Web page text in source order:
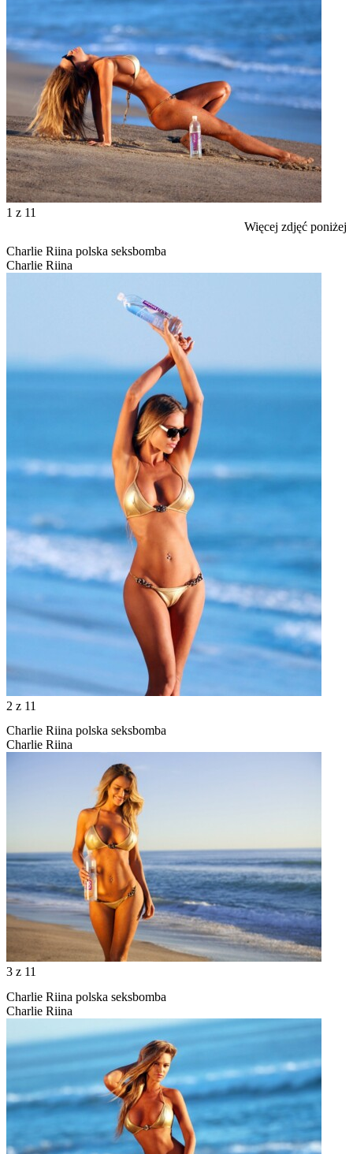
1 z 11
Więcej zdjęć poniżej
Charlie Riina polska seksbomba
Charlie Riina
2 z 11
Charlie Riina polska seksbomba
Charlie Riina
3 z 11
Charlie Riina polska seksbomba
Charlie Riina